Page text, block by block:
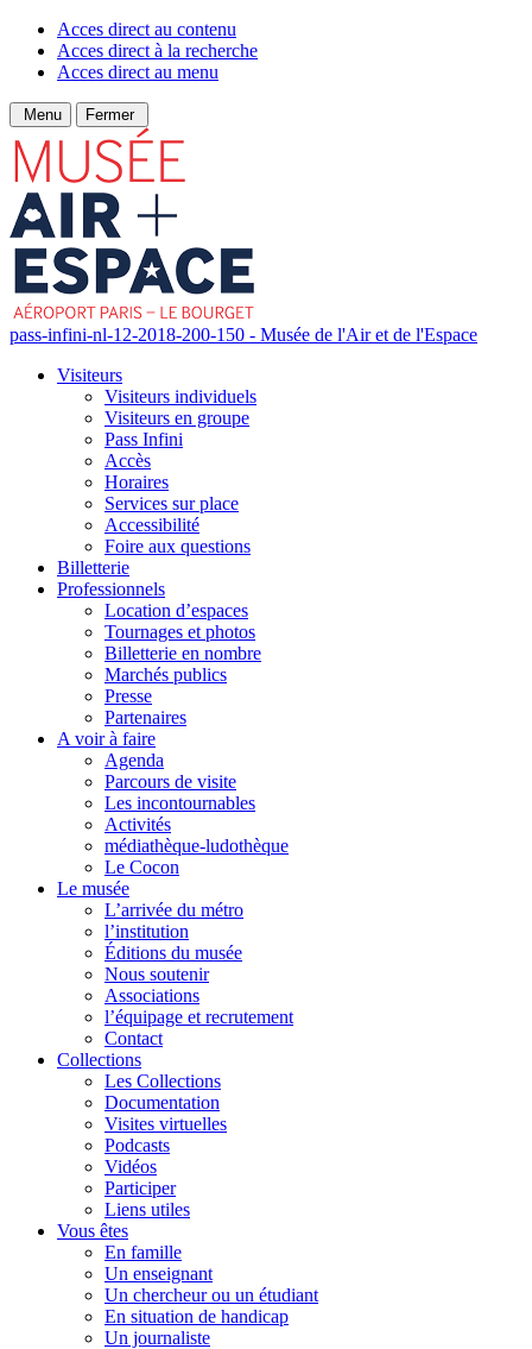
Acces direct au contenu
Acces direct à la recherche
Acces direct au menu
Menu Fermer
pass-infini-nl-12-2018-200-150 - Musée de l'Air et de l'Espace
Visiteurs
Visiteurs individuels
Visiteurs en groupe
Pass Infini
Accès
Horaires
Services sur place
Accessibilité
Foire aux questions
Billetterie
Professionnels
Location d’espaces
Tournages et photos
Billetterie en nombre
Marchés publics
Presse
Partenaires
A voir à faire
Agenda
Parcours de visite
Les incontournables
Activités
médiathèque-ludothèque
Le Cocon
Le musée
L’arrivée du métro
l’institution
Éditions du musée
Nous soutenir
Associations
l’équipage et recrutement
Contact
Collections
Les Collections
Documentation
Visites virtuelles
Podcasts
Vidéos
Participer
Liens utiles
Vous êtes
En famille
Un enseignant
Un chercheur ou un étudiant
En situation de handicap
Un journaliste